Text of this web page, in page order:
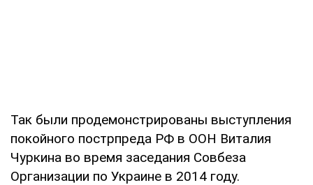
Так были продемонстрированы выступления
покойного пострпреда РФ в ООН Виталия
Чуркина во время заседания Совбеза
Организации по Украине в 2014 году.